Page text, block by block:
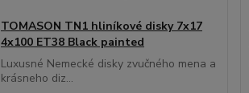
TOMASON TN1 hliníkové disky 7x17
4x100 ET38 Black painted
Luxusné Nemecké disky zvučného mena a
krásneho diz...